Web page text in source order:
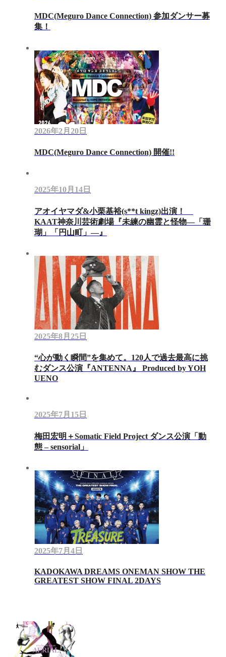
MDC(Meguro Dance Connection) 参加ダンサー募
集！
2026年2月20日
MDC(Meguro Dance Connection) 開催!!
2025年10月14日
アオイヤマダ&小栗基裕(s**t kingz)出演！
KAAT神奈川芸術劇場『未練の幽霊と怪物―「珊
瑚」「円山町」―』
2025年8月25日
“心が動く瞬間”を集めて。120人で過去最高に挑
むダンス公演『ANTENNA』 Produced by YOH
UENO
2025年7月15日
梅田宏明＋Somatic Field Project ダンス公演「動
態 ‒ sensorial」
2025年7月4日
KADOKAWA DREAMS ONEMAN SHOW THE
GREATEST SHOW FINAL 2DAYS